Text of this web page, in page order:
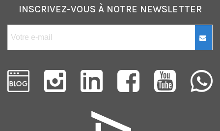
INSCRIVEZ-VOUS À NOTRE NEWSLETTER